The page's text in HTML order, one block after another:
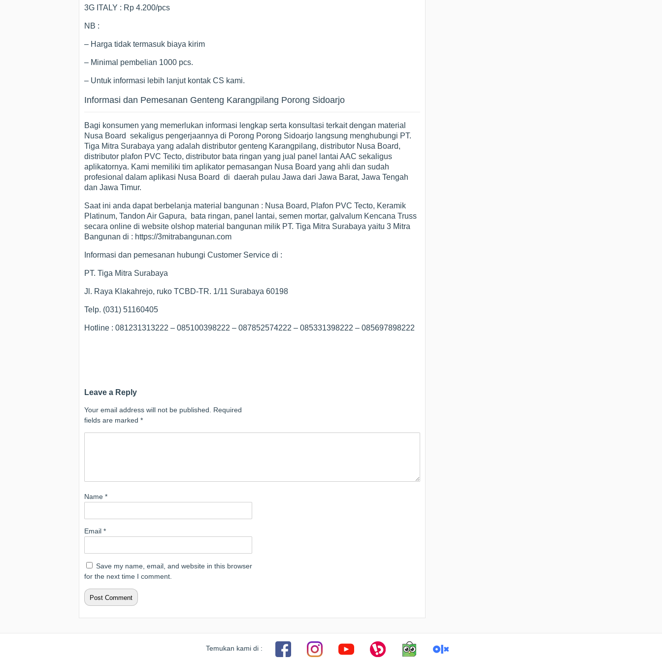
3G ITALY : Rp 4.200/pcs
NB :
– Harga tidak termasuk biaya kirim
– Minimal pembelian 1000 pcs.
– Untuk informasi lebih lanjut kontak CS kami.
Informasi dan Pemesanan Genteng Karangpilang Porong Sidoarjo
Bagi konsumen yang memerlukan informasi lengkap serta konsultasi terkait dengan material
Nusa Board sekaligus pengerjaannya di Porong Porong Sidoarjo langsung menghubungi PT.
Tiga Mitra Surabaya yang adalah distributor genteng Karangpilang, distributor Nusa Board,
distributor plafon PVC Tecto, distributor bata ringan yang jual panel lantai AAC sekaligus
aplikatornya. Kami memiliki tim aplikator pemasangan Nusa Board yang ahli dan sudah
profesional dalam aplikasi Nusa Board di daerah pulau Jawa dari Jawa Barat, Jawa Tengah
dan Jawa Timur.
Saat ini anda dapat berbelanja material bangunan : Nusa Board, Plafon PVC Tecto, Keramik
Platinum, Tandon Air Gapura, bata ringan, panel lantai, semen mortar, galvalum Kencana Truss
secara online di website olshop material bangunan milik PT. Tiga Mitra Surabaya yaitu 3 Mitra
Bangunan di : https://3mitrabangunan.com
Informasi dan pemesanan hubungi Customer Service di :
PT. Tiga Mitra Surabaya
Jl. Raya Klakahrejo, ruko TCBD-TR. 1/11 Surabaya 60198
Telp. (031) 51160405
Hotline : 081231313222 – 085100398222 – 087852574222 – 085331398222 – 085697898222
Leave a Reply
Your email address will not be published.
Required
fields are marked *
Name *
Email *
Save my name, email, and website in this browser
for the next time I comment.
Temukan kami di :